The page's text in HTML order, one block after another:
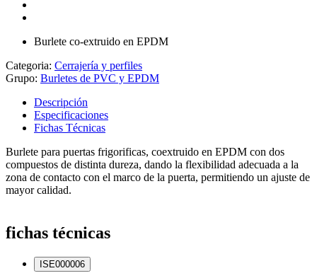
Burlete co-extruido en EPDM
Categoria: Cerrajería y perfiles
Grupo: Burletes de PVC y EPDM
Descripción
Especificaciones
Fichas Técnicas
Burlete para puertas frigorificas, coextruido en EPDM con dos
compuestos de distinta dureza, dando la flexibilidad adecuada a la
zona de contacto con el marco de la puerta, permitiendo un ajuste de
mayor calidad.
fichas técnicas
ISE000006